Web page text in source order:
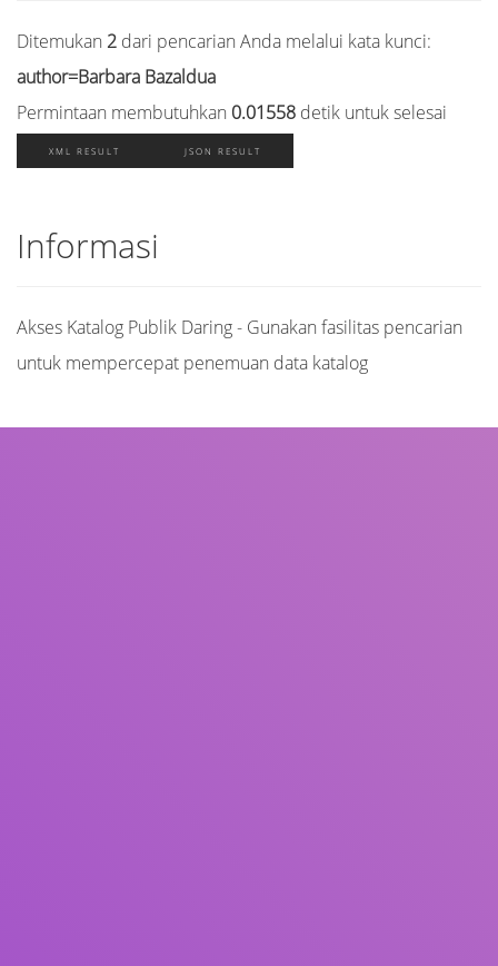
Ditemukan 2 dari pencarian Anda melalui kata kunci:
author=Barbara Bazaldua
Permintaan membutuhkan 0.01558 detik untuk selesai
XML RESULT JSON RESULT
Informasi
Akses Katalog Publik Daring - Gunakan fasilitas pencarian
untuk mempercepat penemuan data katalog